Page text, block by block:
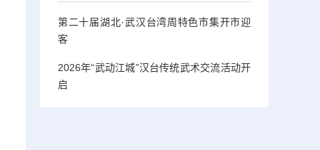
第二十届湖北·武汉台湾周特色市集开市迎
客
2026年“武动江城”汉台传统武术交流活动开
启